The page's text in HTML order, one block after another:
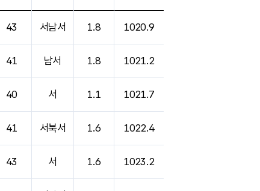
43 서남서 1.8 1020.9
41 남서 1.8 1021.2
40 서 1.1 1021.7
41 서북서 1.6 1022.4
43 서 1.6 1023.2